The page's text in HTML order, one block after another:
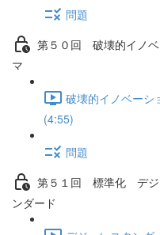
問題
第５０回 破壊的イノベ
マ
破壊的イノベーシ
(4:55)
問題
第５１回 標準化 デジ
ンダード